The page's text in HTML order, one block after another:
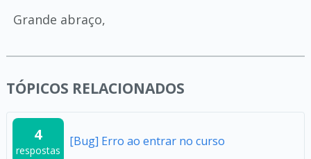
Grande abraço,
TÓPICOS RELACIONADOS
4
respostas
[Bug] Erro ao entrar no curso